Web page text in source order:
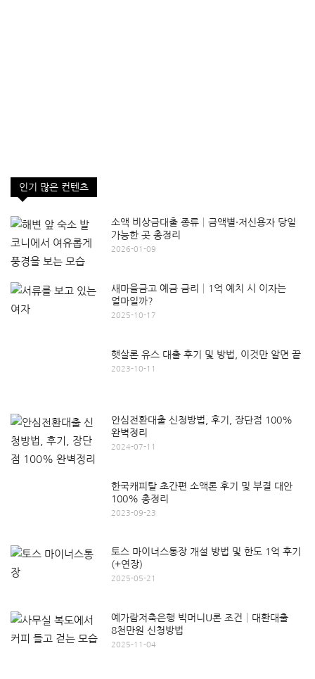
인기 많은 컨텐츠
소액 비상금대출 종류│금액별·저신용자 당일
가능한 곳 총정리
2026-01-09
새마을금고 예금 금리│1억 예치 시 이자는
얼마일까?
2025-10-17
햇살론 유스 대출 후기 및 방법, 이것만 알면 끝
2023-10-11
안심전환대출 신청방법, 후기, 장단점 100%
완벽정리
2024-07-11
한국캐피탈 초간편 소액론 후기 및 부결 대안
100% 총정리
2023-09-23
토스 마이너스통장 개설 방법 및 한도 1억 후기
(+연장)
2025-05-21
예가람저축은행 빅머니U론 조건│대환대출
8천만원 신청방법
2025-11-04